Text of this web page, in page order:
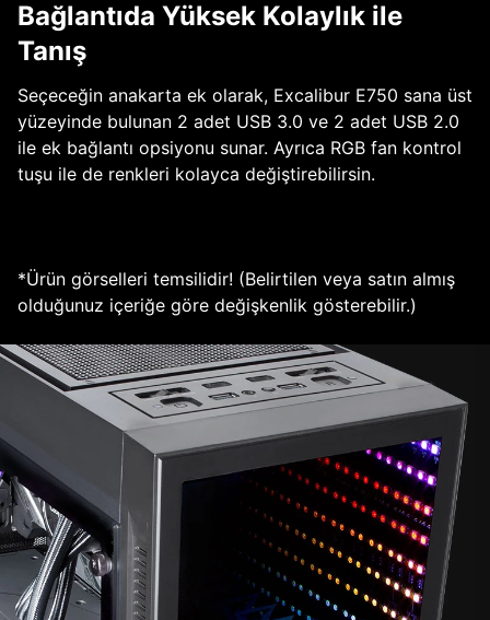
Bağlantıda Yüksek Kolaylık ile
Tanış
Seçeceğin anakarta ek olarak, Excalibur E750 sana üst
yüzeyinde bulunan 2 adet USB 3.0 ve 2 adet USB 2.0
ile ek bağlantı opsiyonu sunar. Ayrıca RGB fan kontrol
tuşu ile de renkleri kolayca değiştirebilirsin.
*Ürün görselleri temsilidir! (Belirtilen veya satın almış
olduğunuz içeriğe göre değişkenlik gösterebilir.)